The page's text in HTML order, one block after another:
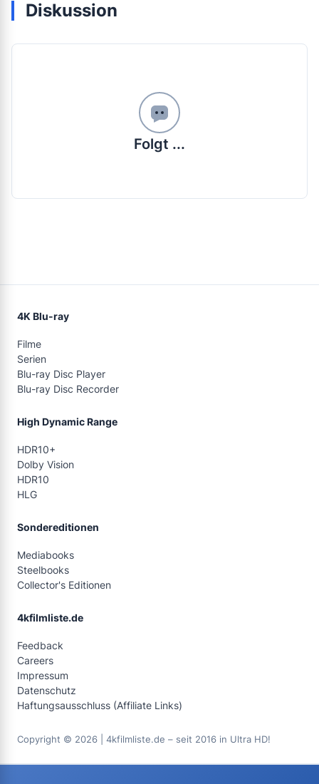
Diskussion
Folgt ...
4K Blu-ray
Filme
Serien
Blu-ray Disc Player
Blu-ray Disc Recorder
High Dynamic Range
HDR10+
Dolby Vision
HDR10
HLG
Sondereditionen
Mediabooks
Steelbooks
Collector's Editionen
4kfilmliste.de
Feedback
Careers
Impressum
Datenschutz
Haftungsausschluss (Affiliate Links)
Copyright © 2026 | 4kfilmliste.de – seit 2016 in Ultra HD!